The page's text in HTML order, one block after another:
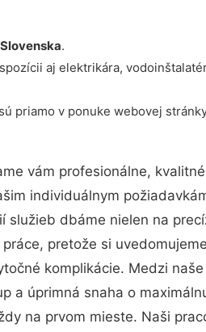
.
aj elektrikára,
priamo v ponuke webovej
vám profesionálne,
individuálnym
služieb dbáme nielen na
pretože si
komplikácie. Medzi
a úprimná snaha o
na prvom mieste. Naši